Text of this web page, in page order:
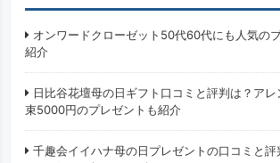
オンワードクローゼット50代60代にも人気の
紹介
日比谷花壇母の日ギフト口コミと評判は？ア
束5000円のプレゼントも紹介
千趣会イイハナ母の日プレゼントの口コミと評